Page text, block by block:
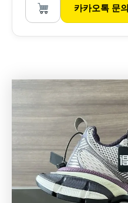
카카오톡 문의